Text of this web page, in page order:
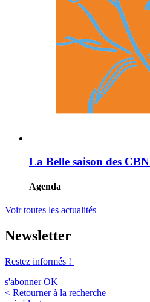
La Belle saison des
Agenda
Voir toutes les actualités
Newsletter
Restez informés !
s'abonner OK
< Retourner à la recherche